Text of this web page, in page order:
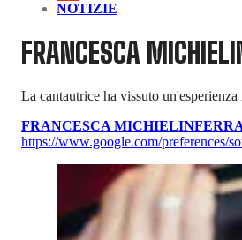
NOTIZIE
FRANCESCA
La cantautrice ha vissuto
FRANCESCA MICHIELIN
https://www.google.com/preferences/